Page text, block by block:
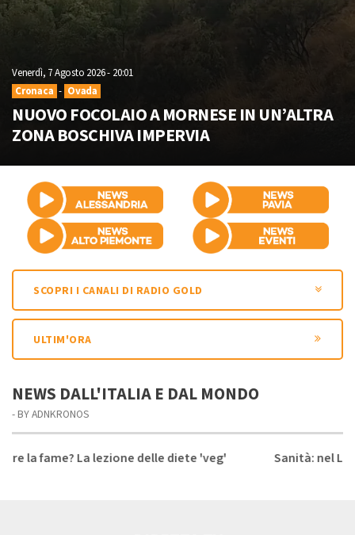
Venerdì, 7 Agosto 2026 - 20:01
Cronaca - Ovada
NUOVO FOCOLAIO A MORNESE IN UN’ALTRA
ZONA BOSCHIVA IMPERVIA
SCOPRI I CANALI DI RADIO GOLD
ULTIM'ORA
NEWS DALL'ITALIA E DAL MONDO
- BY ADNKRONOS
delle diete 'veg' Sanità: nel Lazio nuove regole